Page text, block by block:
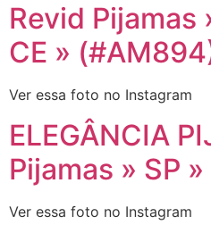
Revid Pijamas
CE »
Ver essa foto no Instagram
ELEGÂNCIA
Pijamas » SP
Ver essa foto no Instagram